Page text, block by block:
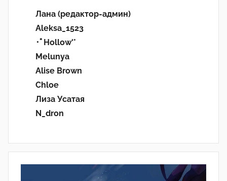
Лана (редактор-админ)
Aleksa_1523
･ﾟHollow'°
Melunya
Alise Brown
Chloe
Лиза Усатая
N_dron